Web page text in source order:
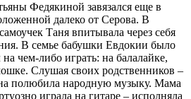
Федякиной завязался еще в
далеко от Серова. В
Таня впитывала через себя
В семье бабушки Евдокии было
чем-либо играть: на балалайке,
Слушая своих родственников –
полюбила народную музыку. Мама
играла на гитаре – исполняла